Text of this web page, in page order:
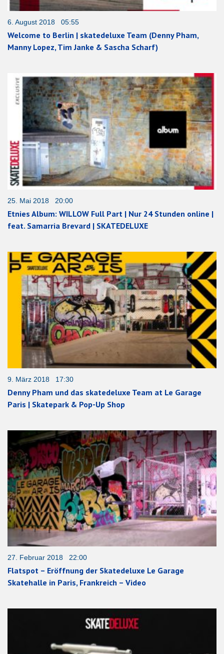
6. August 2018 05:55
Welcome to Berlin | skatedeluxe Team (Denny Pham,
Manny Lopez, Tim Janke & Sascha Scharf)
25. Mai 2018 20:00
Etnies Album: WILLOW Full Part | Nur 24 Stunden online |
feat. Samarria Brevard | SKATEDELUXE
9. März 2018 17:30
Denny Pham und das skatedeluxe Team at Le Garage
Paris | Skatepark & Pop-Up Shop
27. Februar 2018 22:00
Flatspot – Eröffnung der Skatedeluxe Le Garage
Skatehalle in Paris, Frankreich – Video